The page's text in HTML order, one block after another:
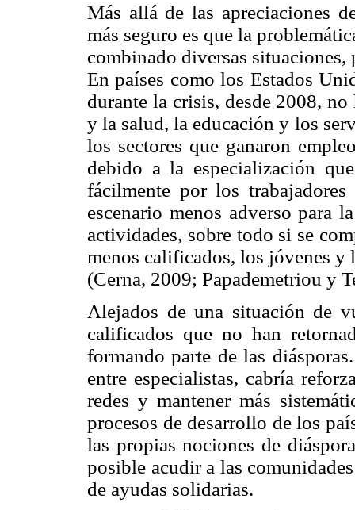
Más allá de las apreciaciones
más seguro es que la
combinado diversas
En países como los Estados
durante la crisis, desde 2008,
y la salud, la educación y los
los sectores que ganaron
debido a la especialización
fácilmente por los
escenario menos adverso para
actividades, sobre todo si se
menos calificados, los jóvenes y
(Cerna, 2009; Papademetriou y
Alejados de una situación de
calificados que no han
formando parte de las
entre especialistas, cabría
redes y mantener más
procesos de desarrollo de los
las propias nociones de
posible acudir a las
de ayudas solidarias.